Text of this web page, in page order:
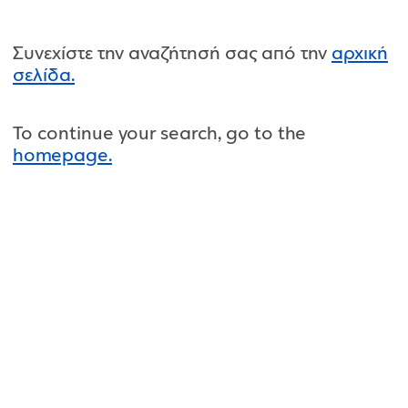
Συνεχίστε την αναζήτησή σας από την αρχική
σελίδα.
To continue your search, go to the
homepage.